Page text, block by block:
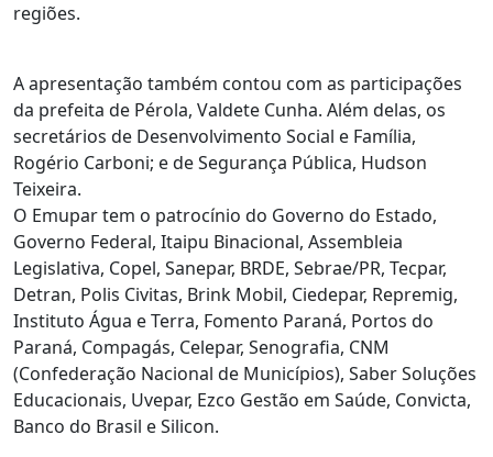
regiões.
A apresentação também contou com as participações
da prefeita de Pérola, Valdete Cunha. Além delas, os
secretários de Desenvolvimento Social e Família,
Rogério Carboni; e de Segurança Pública, Hudson
Teixeira.
O Emupar tem o patrocínio do Governo do Estado,
Governo Federal, Itaipu Binacional, Assembleia
Legislativa, Copel, Sanepar, BRDE, Sebrae/PR, Tecpar,
Detran, Polis Civitas, Brink Mobil, Ciedepar, Repremig,
Instituto Água e Terra, Fomento Paraná, Portos do
Paraná, Compagás, Celepar, Senografia, CNM
(Confederação Nacional de Municípios), Saber Soluções
Educacionais, Uvepar, Ezco Gestão em Saúde, Convicta,
Banco do Brasil e Silicon.